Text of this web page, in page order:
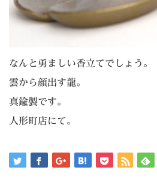
なんと勇ましい香立てでしょう。
雲から顔出す龍。
真鍮製です。
人形町店にて。